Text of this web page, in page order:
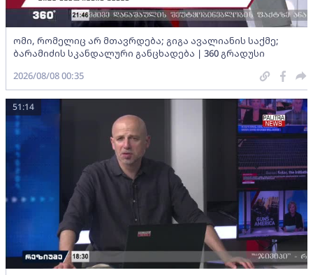
ომი, რომელიც არ მთავრდება; გიგა ავალიანის საქმე;
ბარამიძის სკანდალური განცხადება | 360 გრადუსი
2026/08/08 00:35
51:14